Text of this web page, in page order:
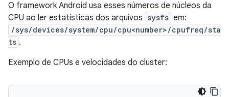
O framework Android usa esses números de núcleos da
CPU ao ler estatísticas dos arquivos sysfs em:
/sys/devices/system/cpu/cpu<number>/cpufreq/sta
ts .
Exemplo de CPUs e velocidades do cluster: